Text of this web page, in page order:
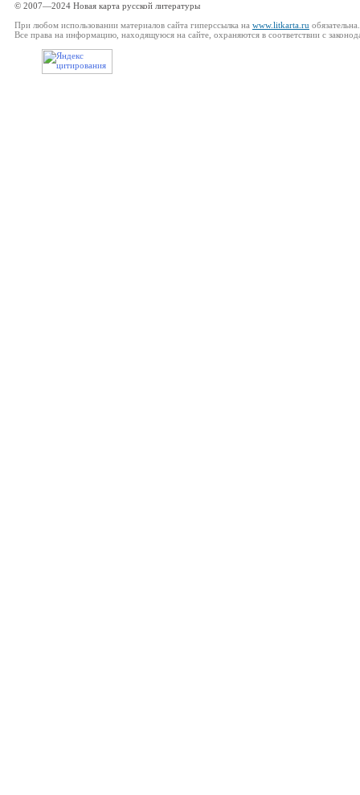
© 2007—2024 Новая карта русской литературы
При любом использовании материалов сайта гиперссылка на www.litkarta.ru обязательна.
Все права на информацию, находящуюся на сайте, охраняются в соответствии с